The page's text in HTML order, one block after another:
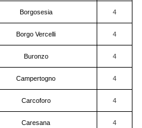
Borgosesia 4
Borgo Vercelli 4
Buronzo 4
Campertogno 4
Carcoforo 4
Caresana 4